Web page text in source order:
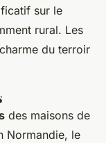
sur le
rural. Les
du terroir
des maisons de
Normandie, le